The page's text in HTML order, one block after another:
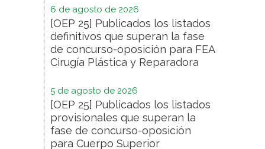
6 de agosto de 2026
[OEP 25] Publicados los listados
definitivos que superan la fase
de concurso-oposición para FEA
Cirugía Plástica y Reparadora
5 de agosto de 2026
[OEP 25] Publicados los listados
provisionales que superan la
fase de concurso-oposición
para Cuerpo Superior